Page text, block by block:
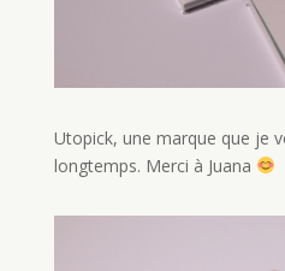
Utopick, une marque que je
longtemps. Merci à Juana